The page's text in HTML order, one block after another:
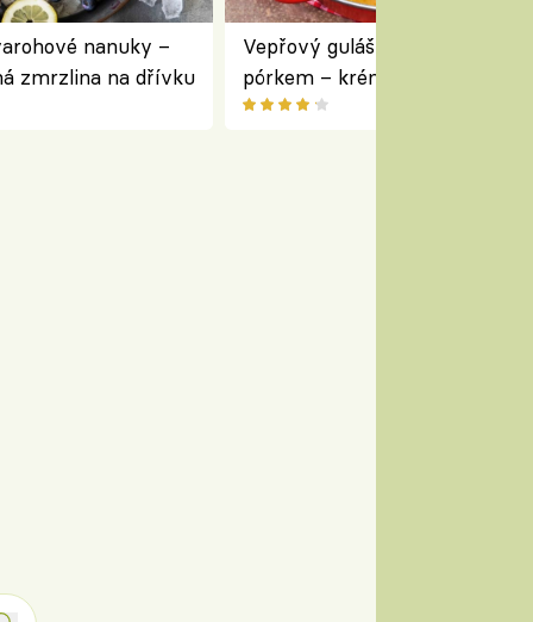
nanuky –
zmrzlina na dřívku
Vepřový guláš s houbami a
pórkem – krémový a voňavý
pokrm z jednoho hrnce